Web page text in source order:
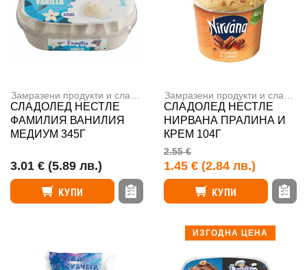
Сладоледи
СЛАДОЛЕД НЕСТЛЕ
ФАМИЛИЯ ВАНИЛИЯ
МЕДИУМ 345Г
3.01 € (5.89 лв.)
КУПИ
СЛАДОЛЕД НЕСТЛЕ
НИРВАНА ПРАЛИНА И
КРЕМ 104Г
2.55 €
1.45 € (2.84 лв.)
КУПИ
ИЗГОДНА ЦЕНА